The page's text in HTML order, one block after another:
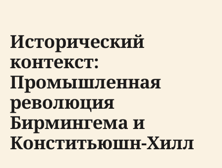
Исторический
контекст:
Промышленная
революция
Бирмингема и
Конститьюшн-Хилл